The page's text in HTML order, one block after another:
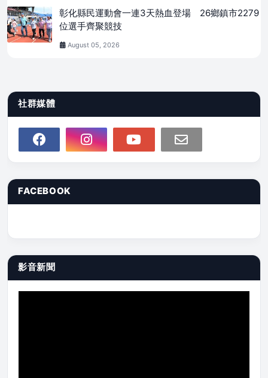
彰化縣民運動會一連3天熱血登場 26鄉鎮市2279
位選手齊聚競技
August 05, 2026
社群媒體
FACEBOOK
影音新聞